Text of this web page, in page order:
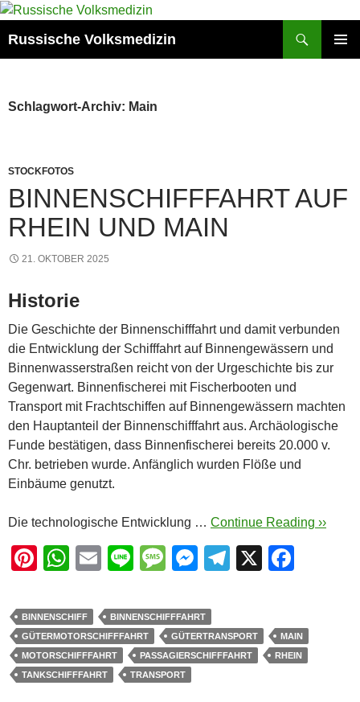
Zum
springen
Russische Volksmedizin
Schlagwort-Archiv: Main
STOCKFOTOS
BINNENSCHIFFFAHRT AUF
RHEIN UND MAIN
21. OKTOBER 2025
Historie
Die Geschichte der Binnenschifffahrt und damit verbunden
die Entwicklung der Schifffahrt auf Binnengewässern und
Binnenwasserstraßen reicht von der Urgeschichte bis zur
Gegenwart. Binnenfischerei mit Fischerbooten und
Transport mit Frachtschiffen auf Binnengewässern machten
den Hauptanteil der Binnenschifffahrt aus. Archäologische
Funde bestätigen, dass Binnenfischerei bereits 20.000 v.
Chr. betrieben wurde. Anfänglich wurden Flöße und
Einbäume genutzt.
Die technologische Entwicklung … Continue Reading ››
Pi
er
e
st
W
at
s
A
p
E
ail
Li
e
M
ss
a
g
e
M
ss
e
n
T
gr
a
X
e
b
BINNENSCHIFF
BINNENSCHIFFFAHRT
GÜTERMOTORSCHIFFFAHRT
GÜTERTRANSPORT
MAIN
MOTORSCHIFFFAHRT
PASSAGIERSCHIFFFAHRT
RHEIN
TANKSCHIFFFAHRT
TRANSPORT